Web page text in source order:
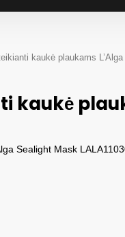
kaukė plaukams
kaukė
Sealight Mask